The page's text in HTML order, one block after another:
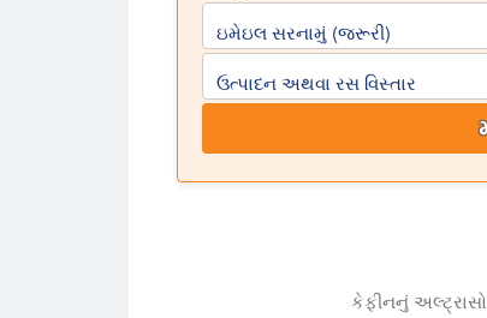
ઇમેઇલ સરનામું (જરૂરી)
ઉત્પાદન અથવા રસ વિસ્તાર
કેફીનનું